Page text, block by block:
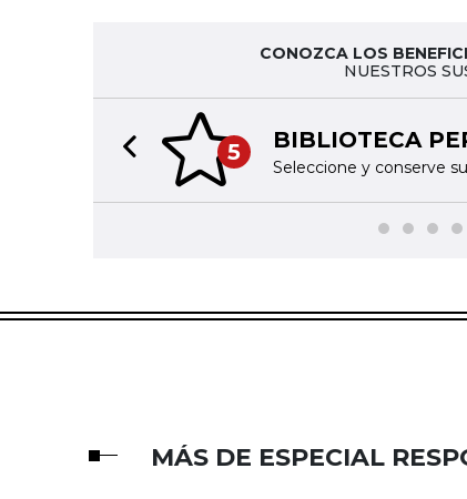
CONOZCA LOS
NUESTROS
5 BIBLIOTECA
Seleccione y conserve
Previous slide
MÁS DE ESPECIAL